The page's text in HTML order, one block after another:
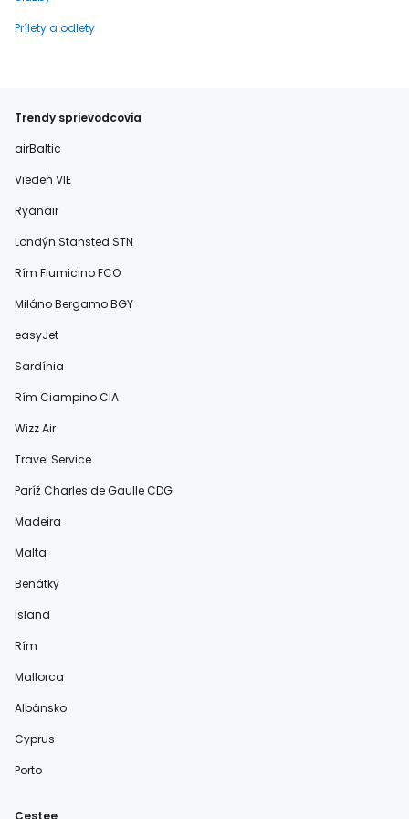
Prílety a odlety
Trendy sprievodcovia
airBaltic
Viedeň VIE
Ryanair
Londýn Stansted STN
Rím Fiumicino FCO
Miláno Bergamo BGY
easyJet
Sardínia
Rím Ciampino CIA
Wizz Air
Travel Service
Paríž Charles de Gaulle CDG
Madeira
Malta
Benátky
Island
Rím
Mallorca
Albánsko
Cyprus
Porto
Cestee